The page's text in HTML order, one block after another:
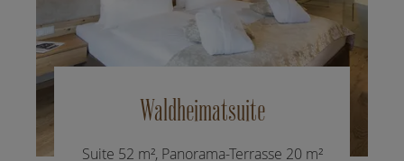
Waldheimatsuite
Suite 52 m², Panorama-Terrasse 20 m²